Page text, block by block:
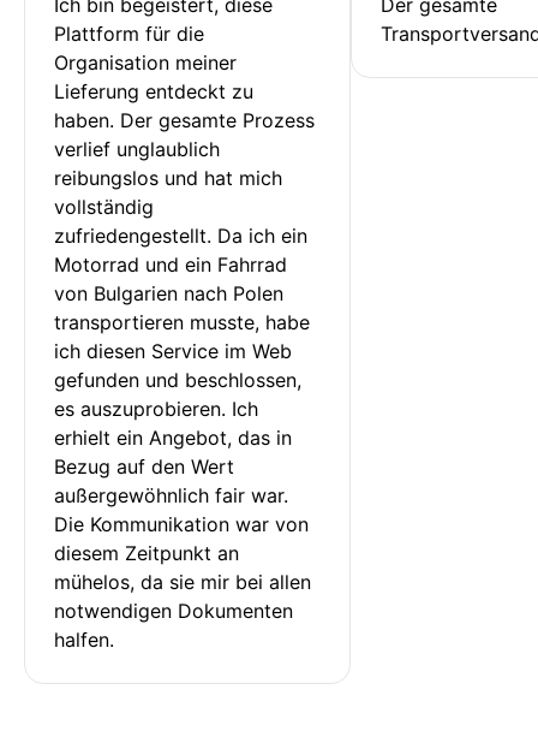
Plattform für die
Organisation meiner
Lieferung entdeckt zu
haben. Der gesamte Prozess
verlief unglaublich
reibungslos und hat mich
vollständig
zufriedengestellt. Da ich ein
Motorrad und ein Fahrrad
von Bulgarien nach Polen
transportieren musste, habe
ich diesen Service im Web
gefunden und beschlossen,
es auszuprobieren. Ich
erhielt ein Angebot, das in
Bezug auf den Wert
außergewöhnlich fair war.
Die Kommunikation war von
diesem Zeitpunkt an
mühelos, da sie mir bei allen
notwendigen Dokumenten
halfen.